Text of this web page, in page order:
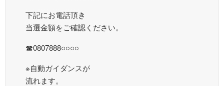
下記にお電話頂き
当選金額をご確認ください。
☎0807888○○○○
※自動ガイダンスが
流れます。